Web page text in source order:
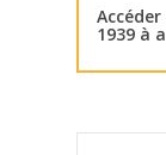
1939 à